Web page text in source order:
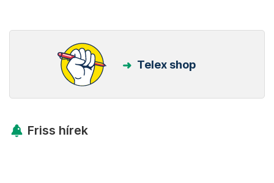
Telex shop
Friss hírek